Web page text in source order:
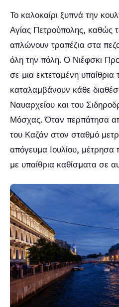
Το καλοκαίρι ξυπνά την
Αγίας Πετρούπολης, καθώς
απλώνουν τραπέζια στα
όλη την πόλη. Ο Νιέφσκι
σε μια εκτεταμένη
καταλαμβάνουν κάθε
Ναυαρχείου και του
Μόσχας. Όταν περπάτησα
του Καζάν στον σταθμό
απόγευμα Ιουλίου,
με υπαίθρια καθίσματα σε